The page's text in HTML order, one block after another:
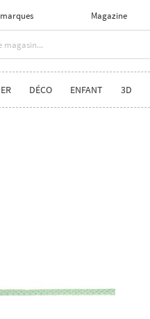
Magazine
DÉCO ENFANT 3D